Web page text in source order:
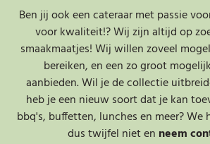
Ben jij ook een cateraar met passie
voor kwaliteit!? Wij zijn altijd op
smaakmaatjes! Wij willen zoveel
bereiken, en een zo groot
aanbieden. Wil je de collectie
heb je een nieuw soort dat je kan
bbq's, buffetten, lunches en meer? We
dus twijfel niet en neem